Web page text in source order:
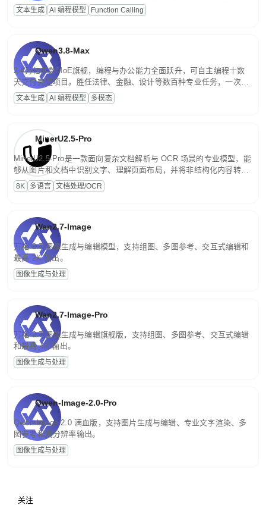
高并发、轻量化任务，适合日常对话、内容创作、基础 RAG、批量
文案处理等普惠刚需场景。
文本生成 AI 编程模型 Function Calling
Qwen3.8-Max
2.4万亿参数MoE旗舰，编程与办公能力全面跃升，可自主编程十数
天交付完整项目。胜任法律、金融、设计等数百种专业任务，一次对
话端到端交付生产级成果。原生视觉理解贯穿规划、执行与验证全流
程，支持超长文档与长视频的深度语义解析。长程任务中自主规划与
文本生成 AI 编程模型 多模态
MinerU2.5-Pro
MinerU2.5-Pro是一款面向复杂文档解析与 OCR 场景的专业模型，能
够从图片和文档中识别文字、理解页面布局，并将非结构化内容转换
为便于存储、检索和二次处理的结构化结果。
8K 多语言 文档处理/OCR
Wan2.7-Image
万相 2.7 图像生成与编辑模型，支持组图、多图参考、交互式编辑和
最高 2K 输出。
图像生成与处理
Wan2.7-Image-Pro
万相 2.7 图像生成与编辑旗舰版，支持组图、多图参考、交互式编辑
和最高 4K 输出。
图像生成与处理
Qwen-Image-2.0-Pro
Qwen-Image-2.0 满血版，支持图片生成与编辑、专业文字渲染、多
图参考和高分辨率输出。
图像生成与处理
关注